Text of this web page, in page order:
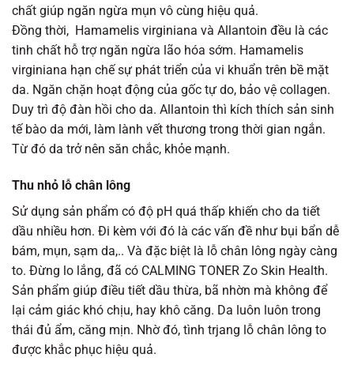
chất giúp ngăn ngừa mụn vô cùng hiệu quả.
Đồng thời, Hamamelis virginiana và Allantoin đều là các
tinh chất hỗ trợ ngăn ngừa lão hóa sớm. Hamamelis
virginiana hạn chế sự phát triển của vi khuẩn trên bề mặt
da. Ngăn chặn hoạt động của gốc tự do, bảo vệ collagen.
Duy trì độ đàn hồi cho da. Allantoin thì kích thích sản sinh
tế bào da mới, làm lành vết thương trong thời gian ngắn.
Từ đó da trở nên săn chắc, khỏe mạnh.
Thu nhỏ lỗ chân lông
Sử dụng sản phẩm có độ pH quá thấp khiến cho da tiết
dầu nhiều hơn. Đi kèm với đó là các vấn đề như bụi bẩn dễ
bám, mụn, sạm da,.. Và đặc biệt là lỗ chân lông ngày càng
to. Đừng lo lắng, đã có CALMING TONER Zo Skin Health.
Sản phẩm giúp điều tiết dầu thừa, bã nhờn mà không để
lại cảm giác khó chịu, hay khô căng. Da luôn luôn trong
thái đủ ẩm, căng mịn. Nhờ đó, tình trjang lỗ chân lông to
được khắc phục hiệu quả.